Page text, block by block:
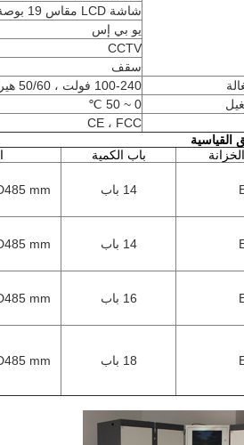
شاشة LCD مقاس 19 بوصة لمقاطع الفيديو الدعائية
يو بي إس
CCTV
سقف
100-240 فولت ، 50/60 هيرتز
0 ~ 50 ℃
CE ، FCC
باب الكمية
14 باب mm
14 باب mm
16 باب mm
18 باب mm